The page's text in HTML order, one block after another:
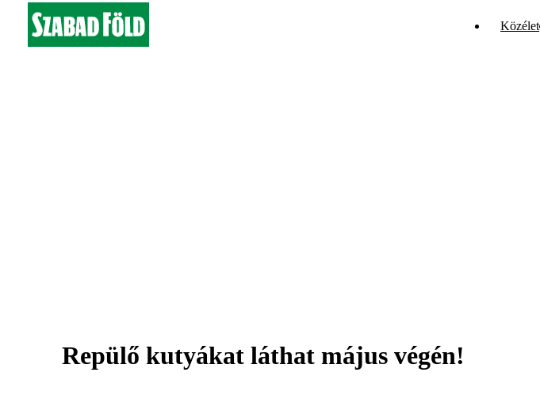
Közélet
Repülő kutyákat láthat május végén!